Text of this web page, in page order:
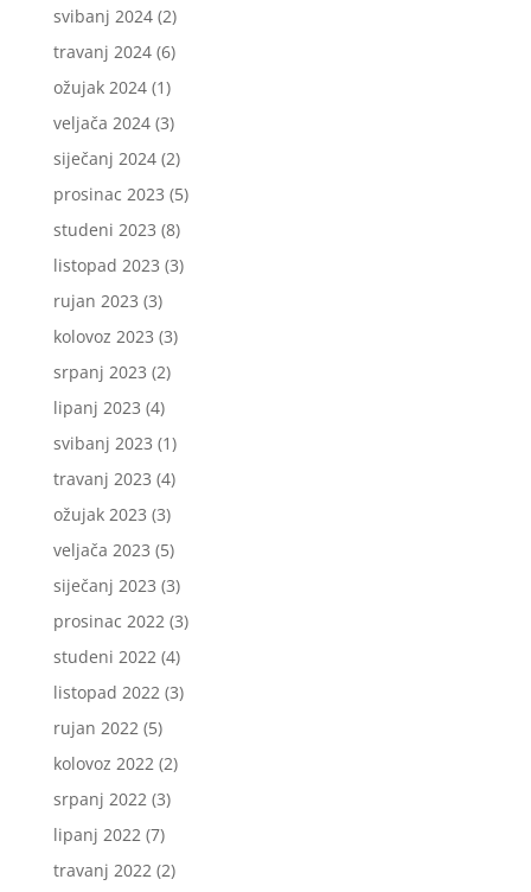
svibanj 2024(2)
travanj 2024(6)
ožujak 2024(1)
veljača 2024(3)
siječanj 2024(2)
prosinac 2023 (5)
studeni 2023 (8)
listopad 2023 (3)
rujan 2023 (3)
kolovoz 2023 (3)
srpanj 2023 (2)
lipanj 2023 (4)
svibanj 2023 (1)
travanj 2023 (4)
ožujak 2023 (3)
veljača 2023 (5)
siječanj 2023 (3)
prosinac 2022(3)
studeni 2022(4)
listopad 2022(3)
rujan 2022(5)
kolovoz 2022(2)
srpanj 2022(3)
lipanj 2022(7)
travanj 2022(2)